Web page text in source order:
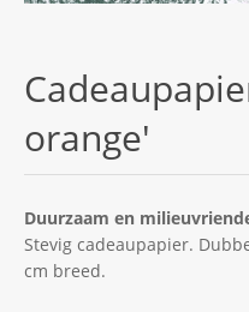
orange'
Duurzaam en
Stevig cadeaupapier.
cm breed.